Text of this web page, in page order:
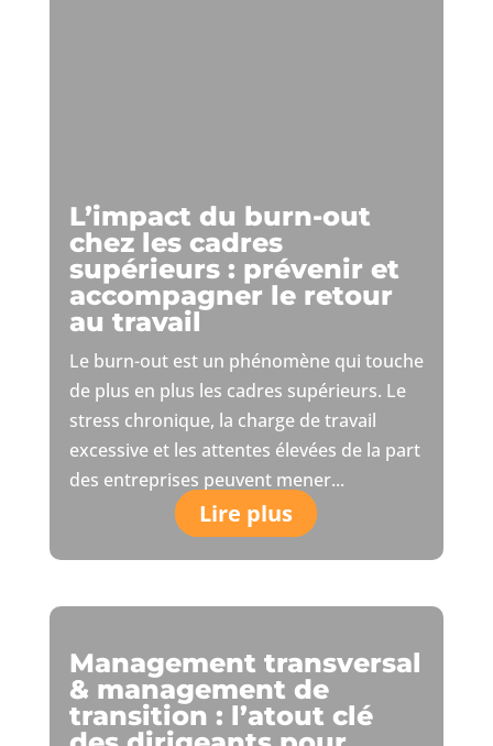
L’impact du burn-out
chez les cadres
supérieurs : prévenir et
accompagner le retour
au travail
Le burn-out est un phénomène qui touche
de plus en plus les cadres supérieurs. Le
stress chronique, la charge de travail
excessive et les attentes élevées de la part
des entreprises peuvent mener...
Lire plus
Management transversal
& management de
transition : l’atout clé